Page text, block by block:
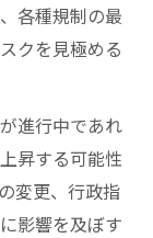
各種規制の最
クを見極める
進行中であれ
昇する可能性
変更、行政指
影響を及ぼす